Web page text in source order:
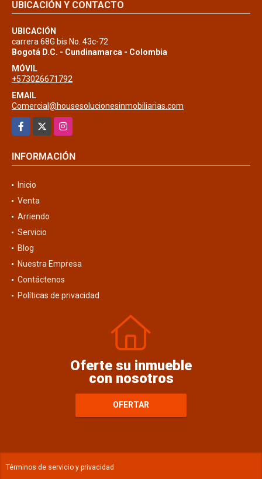
UBICACIÓN Y CONTACTO
UBICACIÓN
carrera 68G bis No. 43c-72
Bogotá D.C. - Cundinamarca - Colombia
MÓVIL
+573026671792
EMAIL
Comercial@housesolucionesinmobiliarias.com
Facebook
Instagram
INFORMACIÓN
Inicio
Venta
Arriendo
Servicio
Blog
Nuestra Empresa
Contáctenos
Políticas de privacidad
Oferte su inmueble
con nosotros
OFERTAR
Términos de servicio y privacidad